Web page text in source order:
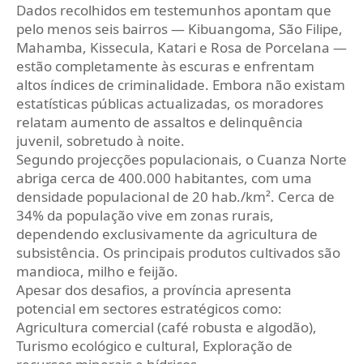
Dados recolhidos em testemunhos apontam que
pelo menos seis bairros — Kibuangoma, São Filipe,
Mahamba, Kissecula, Katari e Rosa de Porcelana —
estão completamente às escuras e enfrentam
altos índices de criminalidade. Embora não existam
estatísticas públicas actualizadas, os moradores
relatam aumento de assaltos e delinquência
juvenil, sobretudo à noite.
Segundo projecções populacionais, o Cuanza Norte
abriga cerca de 400.000 habitantes, com uma
densidade populacional de 20 hab./km². Cerca de
34% da população vive em zonas rurais,
dependendo exclusivamente da agricultura de
subsistência. Os principais produtos cultivados são
mandioca, milho e feijão.
Apesar dos desafios, a província apresenta
potencial em sectores estratégicos como:
Agricultura comercial (café robusta e algodão),
Turismo ecológico e cultural, Exploração de